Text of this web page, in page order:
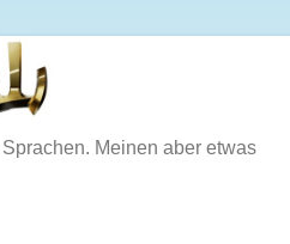
Meinen aber etwas